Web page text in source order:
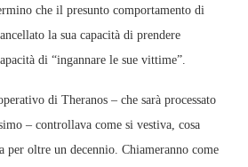
che il presunto comportamento di
la sua capacità di prendere
di “ingannare le sue vittime”.
di Theranos – che sarà processato
– controllava come si vestiva, cosa
per oltre un decennio. Chiameranno come